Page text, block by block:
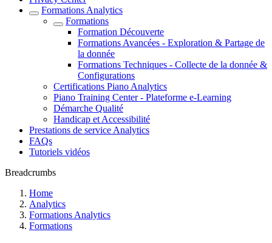
Formations Analytics
Formations
Formation Découverte
Formations Avancées - Exploration & Partage de
la donnée
Formations Techniques - Collecte de la donnée &
Configurations
Certifications Piano Analytics
Piano Training Center - Plateforme e-Learning
Démarche Qualité
Handicap et Accessibilité
Prestations de service Analytics
FAQs
Tutoriels vidéos
Breadcrumbs
Home
Analytics
Formations Analytics
Formations